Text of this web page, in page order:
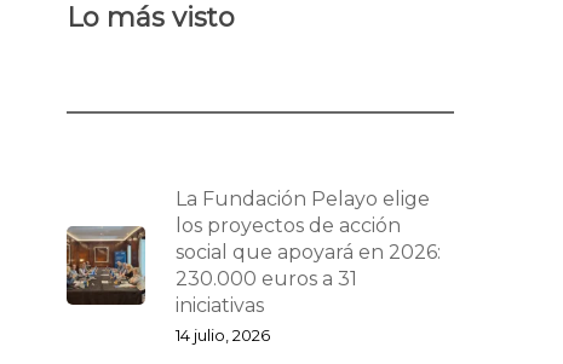
Lo más visto
La Fundación Pelayo elige
los proyectos de acción
social que apoyará en 2026:
230.000 euros a 31
iniciativas
14 julio, 2026